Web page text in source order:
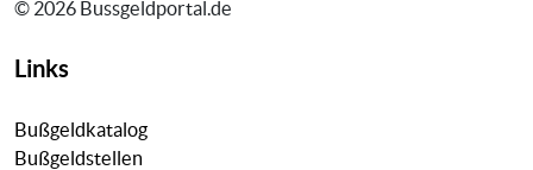
© 2026 Bussgeldportal.de
Links
Bußgeldkatalog
Bußgeldstellen